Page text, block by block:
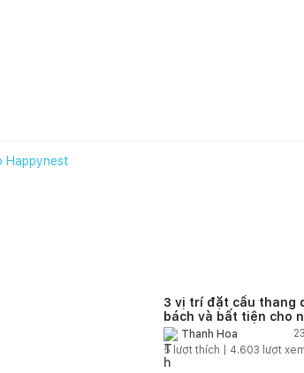
3 vị trí đặt cầu thang
bách và bất tiện cho
Thanh Hoa
5 lượt thích | 4.603 lượt